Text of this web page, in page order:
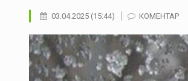
03.04.2025 (15:44) КОМЕНТАР